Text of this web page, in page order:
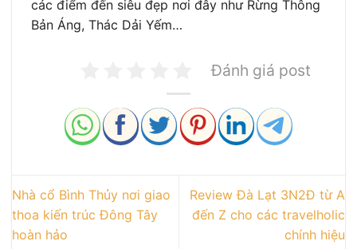
các điểm đến siêu đẹp nơi đây như Rừng Thông
Bản Áng, Thác Dải Yếm…
Đánh giá post
Nhà cổ Bình Thủy nơi giao
thoa kiến trúc Đông Tây
hoàn hảo
Review Đà Lạt 3N2Đ từ A
đến Z cho các travelholic
chính hiệu